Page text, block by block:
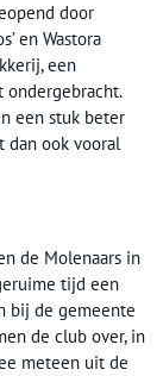
door
en Wastora
een
ondergebracht.
een stuk beter
dan ook vooral
de Molenaars in
tijd een
bij de gemeente
de club over, in
meteen uit de